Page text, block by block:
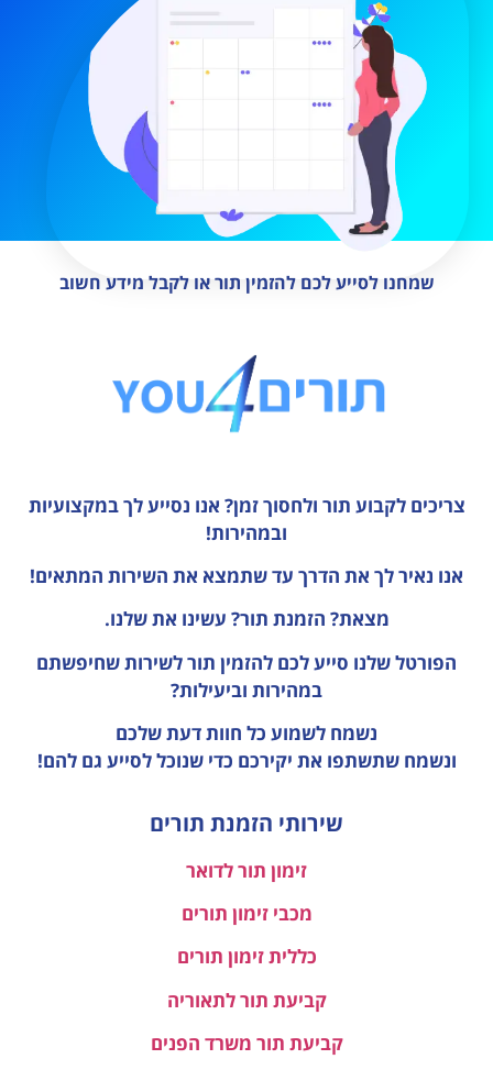
שמחנו לסייע לכם להזמין תור או לקבל מידע חשוב
צריכים לקבוע תור ולחסוך זמן? אנו נסייע לך במקצועיות
ובמהירות!
אנו נאיר לך את הדרך עד שתמצא את השירות המתאים!
מצאת? הזמנת תור? עשינו את שלנו.
הפורטל שלנו סייע לכם להזמין תור לשירות שחיפשתם
במהירות וביעילות?
נשמח לשמוע כל חוות דעתשלכם
ונשמח שתשתפו את יקירכם כדי שנוכל לסייע גם להם!
שירותי הזמנת תורים
זימון תור לדואר
מכבי זימון תורים
כללית זימון תורים
קביעת תור לתאוריה
קביעת תור משרד הפנים